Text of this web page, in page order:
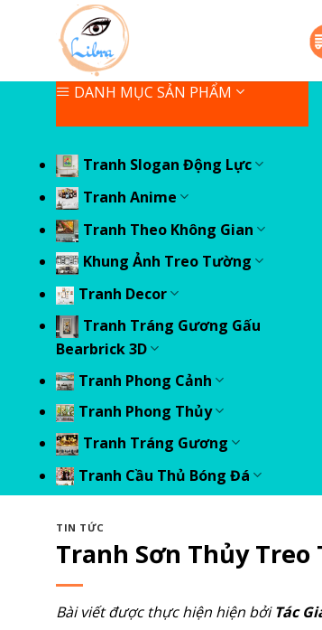
DANH MỤC SẢN PHẨM
Tranh Slogan Động Lực
Tranh Anime
Tranh Theo Không Gian
Khung Ảnh Treo Tường
Tranh Decor
Tranh Tráng Gương Gấu
Bearbrick 3D
Tranh Phong Cảnh
Tranh Phong Thủy
Tranh Tráng Gương
Tranh Cầu Thủ Bóng Đá
TIN TỨC
Tranh Sơn Thủy Treo
Bài viết được thực hiện hiện bởiTác